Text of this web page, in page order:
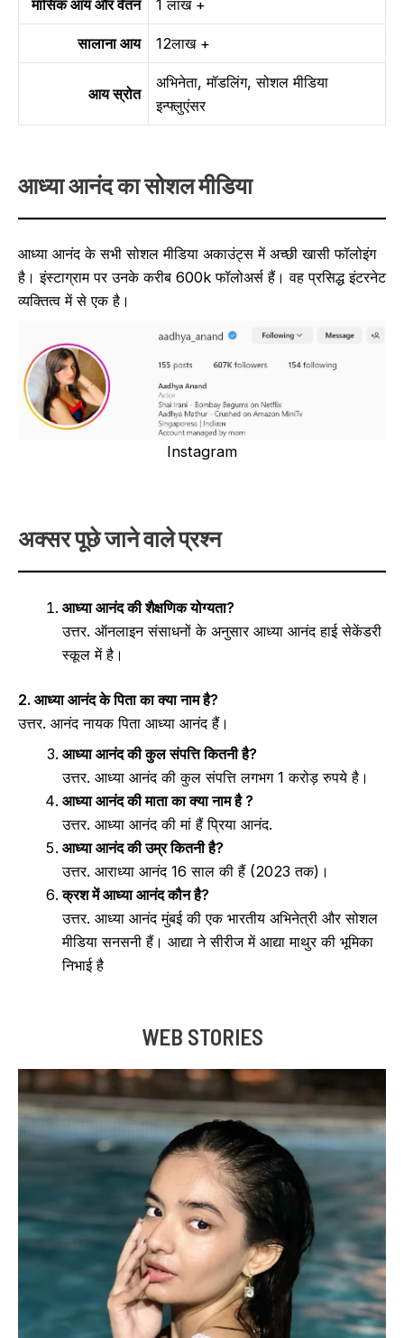
मासिक आय और वेतन 1 लाख +
सालाना आय 12लाख +
आय स्रोत
अभिनेता, मॉडलिंग, सोशल मीडिया
इन्फ्लुएंसर
आध्या आनंद का सोशल मीडिया
आध्या आनंद के सभी सोशल मीडिया अकाउंट्स में अच्छी खासी फॉलोइंग
है। इंस्टाग्राम पर उनके करीब 600k फॉलोअर्स हैं। वह प्रसिद्ध इंटरनेट
व्यक्तित्व में से एक है।
Instagram
अक्सर पूछे जाने वाले प्रश्न
आध्या आनंद की शैक्षणिक योग्यता?
उत्तर. ऑनलाइन संसाधनों के अनुसार आध्या आनंद हाई सेकेंडरी
स्कूल में है।
2. आध्या आनंद के पिता का क्या नाम है?
उत्तर. आनंद नायक पिता आध्या आनंद हैं।
आध्या आनंद की कुल संपत्ति कितनी है?
उत्तर. आध्या आनंद की कुल संपत्ति लगभग 1 करोड़ रुपये है।
आध्या आनंद की माता का क्या नाम है ?
उत्तर. आध्या आनंद की मां हैं प्रिया आनंद.
आध्या आनंद की उम्र कितनी है?
उत्तर. आराध्या आनंद 16 साल की हैं (2023 तक)।
क्रश में आध्या आनंद कौन है?
उत्तर. आध्या आनंद मुंबई की एक भारतीय अभिनेत्री और सोशल
मीडिया सनसनी हैं। आद्या ने सीरीज में आद्या माथुर की भूमिका
निभाई है
WEB STORIES